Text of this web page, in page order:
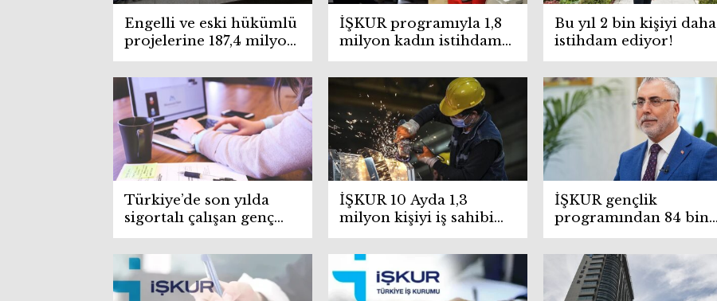
Engelli ve eski hükümlü
projelerine 187,4 milyon
lira hibe
İŞKUR programıyla 1,8
milyon kadın istihdama
katıldı
Bu yıl 2 bin kişiyi daha
istihdam ediyor!
Türkiye’de son yılda
sigortalı çalışan genç
kadın sayısı arttı
İŞKUR 10 Ayda 1,3
milyon kişiyi iş sahibi
yaptı
İŞKUR gençlik
programından 84 bin
278 öğrenci faydalandı